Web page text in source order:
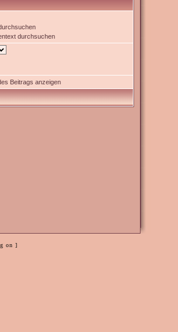
durchsuchen
Beitrags anzeigen
on ]